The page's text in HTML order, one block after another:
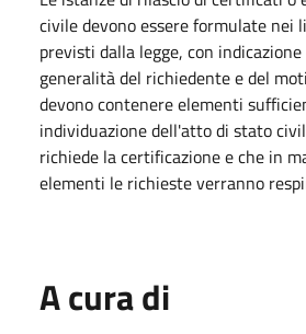
civile devono essere formulate nei
previsti dalla legge, con
generalità del richiedente e del
devono contenere elementi
individuazione dell'atto di stato
richiede la certificazione e che in
elementi le richieste verranno
A cura di